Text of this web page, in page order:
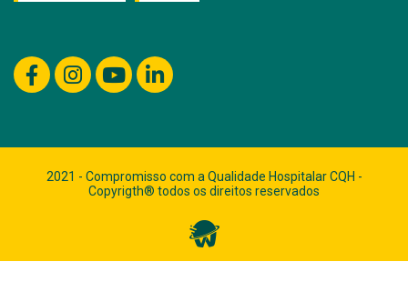
2021 - Compromisso com a Qualidade Hospitalar CQH -
Copyrigth® todos os direitos reservados